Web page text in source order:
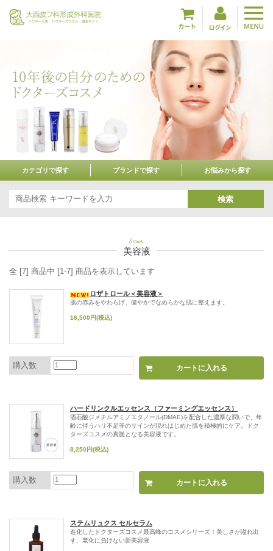
カテゴリで探す ブランドで探す お悩みから探す
検索
Serum
美容液
全 [7] 商品中 [1-7] 商品を表示しています
ロザトロール＜美容液＞
肌の赤みをやわらげ、健やかでなめらかな肌に整えます。
16,500円(税込)
購入数
ハードリンクルエッセンス（ファーミングエッセンス）
酒石酸ジメチルアミノエタノール(DMAE)を配合した濃厚な潤いで、年
齢に伴うハリ不足等のサインが現れはじめた肌を積極的にケア。ドク
ターズコスメの真髄となる美容液です。
8,250円(税込)
購入数
ステムリュクス セルセラム
進化したドクターズコスメ最高峰のコスメシリーズ！美しさが溢れ出
す、老化に負けない新美容液